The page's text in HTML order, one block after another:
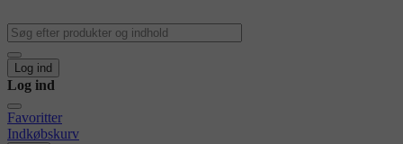
Log ind
Log ind
Favoritter
Indkøbskurv